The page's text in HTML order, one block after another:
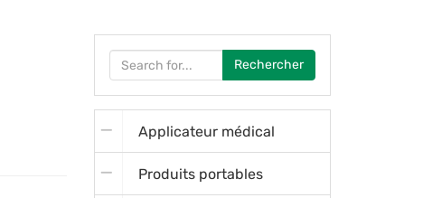
Rechercher
Applicateur médical
Produits portables